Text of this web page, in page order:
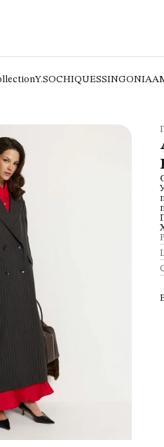
Y.SOCHIQUESSINGONIA